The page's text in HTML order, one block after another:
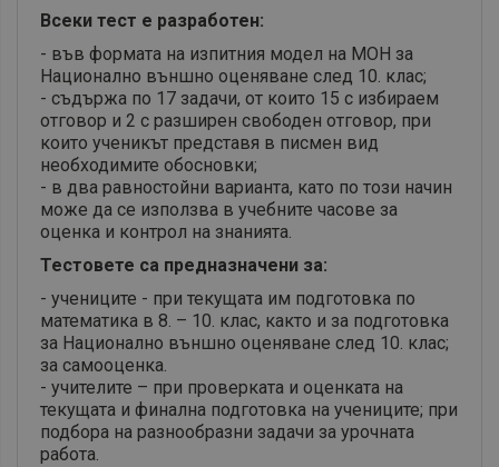
Всеки тест е разработен:
- във формата на изпитния модел на МОН за
Национално външно оценяване след 10. клас;
- съдържа по 17 задачи, от които 15 с избираем
отговор и 2 с разширен свободен отговор, при
които ученикът представя в писмен вид
необходимите обосновки;
- в два равностойни варианта, като по този начин
може да се използва в учебните часове за
оценка и контрол на знанията.
Тестовете са предназначени за:
- учениците - при текущата им подготовка по
математика в 8. – 10. клас, както и за подготовка
за Национално външно оценяване след 10. клас;
за самооценка.
- учителите – при проверката и оценката на
текущата и финална подготовка на учениците; при
подбора на разнообразни задачи за урочната
работа.